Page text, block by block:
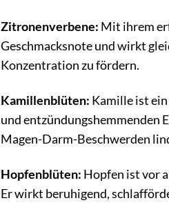
Zitronenverbene: Mit ihrem
Geschmacksnote und wirkt
Konzentration zu fördern.
Kamillenblüten: Kamille ist
und entzündungshemmenden
Magen-Darm-Beschwerden
Hopfenblüten: Hopfen ist vor
Er wirkt beruhigend,